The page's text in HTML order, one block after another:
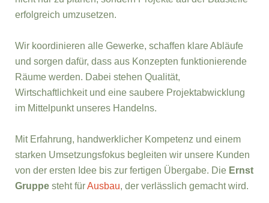
erfolgreich umzusetzen.
Wir koordinieren alle Gewerke, schaffen klare Abläufe
und sorgen dafür, dass aus Konzepten funktionierende
Räume werden. Dabei stehen Qualität,
Wirtschaftlichkeit und eine saubere Projektabwicklung
im Mittelpunkt unseres Handelns.
Mit Erfahrung, handwerklicher Kompetenz und einem
starken Umsetzungsfokus begleiten wir unsere Kunden
von der ersten Idee bis zur fertigen Übergabe. Die Ernst
Gruppe steht fürAusbau, der verlässlich gemacht wird.